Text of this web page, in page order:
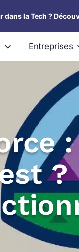
la Tech ?
Entreprises
:
?